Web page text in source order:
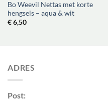
Bo Weevil Nettas met korte
hengsels – aqua & wit
€6,50
ADRES
Post: